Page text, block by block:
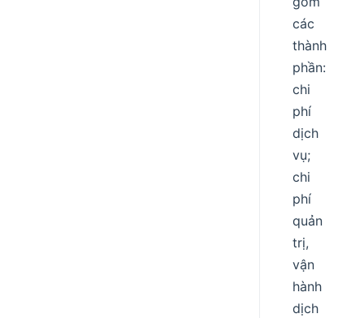
các
thành
phần:
chi
phí
dịch
vụ;
chi
phí
quản
trị,
vận
hành
dịch